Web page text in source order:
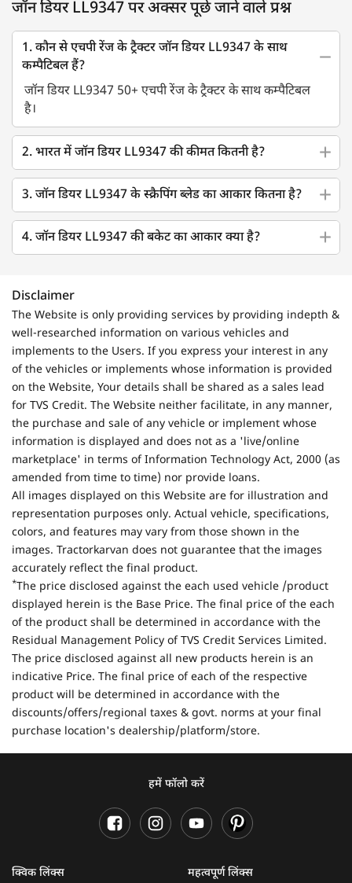
जॉन डियर LL9347 पर अक्सर पूछे जाने वाले प्रश्न
1. कौन से एचपी रेंज के ट्रैक्टर जॉन डियर LL9347 के साथ
कम्पैटिबल हैं?
जॉन डियर LL9347 50+ एचपी रेंज के ट्रैक्टर के साथ कम्पैटिबल
है।
2. भारत में जॉन डियर LL9347 की कीमत कितनी है?
3. जॉन डियर LL9347 के स्क्रैपिंग ब्लेड का आकार कितना है?
4. जॉन डियर LL9347 की बकेट का आकार क्या है?
Disclaimer
The Website is only providing services by providing indepth &
well-researched information on various vehicles and
implements to the Users. If you express your interest in any
of the vehicles or implements whose information is provided
on the Website, Your details shall be shared as a sales lead
for TVS Credit. The Website neither facilitate, in any manner,
the purchase and sale of any vehicle or implement whose
information is displayed and does not as a 'live/online
marketplace' in terms of Information Technology Act, 2000 (as
amended from time to time) nor provide loans.
All images displayed on this Website are for illustration and
representation purposes only. Actual vehicle, specifications,
colors, and features may vary from those shown in the
images. Tractorkarvan does not guarantee that the images
accurately reflect the final product.
*The price disclosed against the each used vehicle /product
displayed herein is the Base Price. The final price of the each
of the product shall be determined in accordance with the
Residual Management Policy of TVS Credit Services Limited.
The price disclosed against all new products herein is an
indicative Price. The final price of each of the respective
product will be determined in accordance with the
discounts/offers/regional taxes & govt. norms at your final
purchase location's dealership/platform/store.
हमें फॉलो करें
क्विक लिंक्स
महत्वपूर्ण लिंक्स